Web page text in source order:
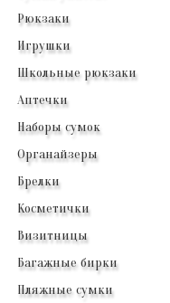
Рюкзаки
Игрушки
Школьные рюкзаки
Аптечки
Наборы сумок
Органайзеры
Брелки
Косметички
Визитницы
Багажные бирки
Пляжные сумки